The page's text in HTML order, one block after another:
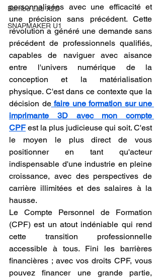
Bambu Lab X2D
SNAPMAKER U1
personnalisées avec une efficacité et
une précision sans précédent. Cette
révolution a généré une demande sans
précédent de professionnels qualifiés,
capables de naviguer avec aisance
entre l'univers numérique de la
conception et la matérialisation
physique. C'est dans ce contexte que la
décision de faire une formation sur une
imprimante 3D avec mon compte
CPF est la plus judicieuse qui soit. C'est
le moyen le plus direct de vous
positionner en tant qu'acteur
indispensable d'une industrie en pleine
croissance, avec des perspectives de
carrière illimitées et des salaires à la
hausse.
Le Compte Personnel de Formation
(CPF) est un atout indéniable qui rend
cette transition professionnelle
accessible à tous. Fini les barrières
financières ; avec vos droits CPF, vous
pouvez financer une grande partie,